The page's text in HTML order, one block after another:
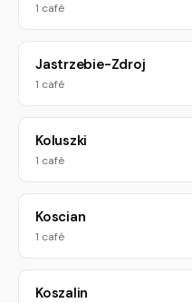
1 café
Jastrzebie-Zdroj
1 café
Koluszki
1 café
Koscian
1 café
Koszalin